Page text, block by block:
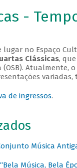
-
no Espaço
Clássicas,
Atualmente, o
variadas,
de ingressos.
Música
Música, Bela